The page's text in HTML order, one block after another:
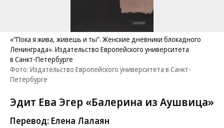
«“Пока я жива, живешь и ты”. Женские дневники блокадного
Ленинграда». Издательство Европейского университета
в Санкт-Петербурге
Фото: Издательство Европейского университета в Санкт-
Петербурге
Эдит Ева Эгер «Балерина из Аушвица»
Перевод: Елена Лалаян